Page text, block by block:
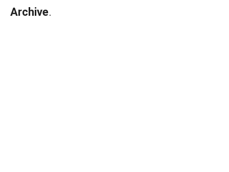
Archive.